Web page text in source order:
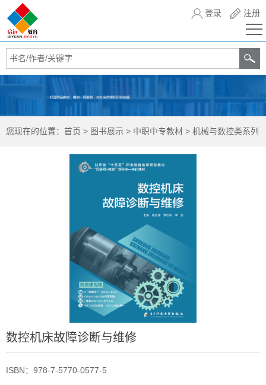
登录 注册
您现在的位置： 首页 > 图书展示 > 中职中专教材 > 机械与数控类系列
数控机床故障诊断与维修
ISBN：978-7-5770-0577-5